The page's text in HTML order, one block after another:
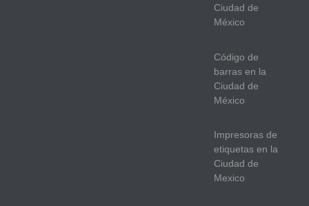
Ciudad de
México
Código de
barras en la
Ciudad de
México
Impresoras de
etiquetas en la
Ciudad de
Mexico